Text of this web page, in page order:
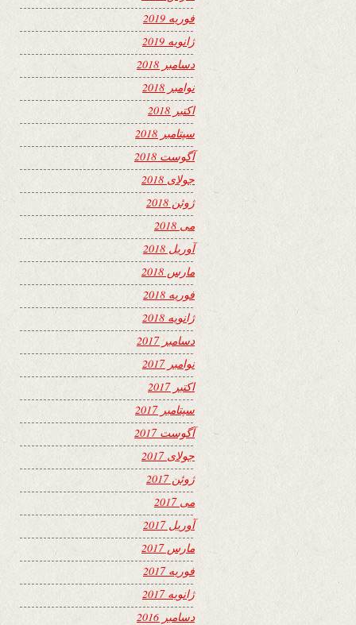
فوریه 2019
ژانویه 2019
دسامبر 2018
نوامبر 2018
اکتبر 2018
سپتامبر 2018
آگوست 2018
جولای 2018
ژوئن 2018
می 2018
آوریل 2018
مارس 2018
فوریه 2018
ژانویه 2018
دسامبر 2017
نوامبر 2017
اکتبر 2017
سپتامبر 2017
آگوست 2017
جولای 2017
ژوئن 2017
می 2017
آوریل 2017
مارس 2017
فوریه 2017
ژانویه 2017
دسامبر 2016